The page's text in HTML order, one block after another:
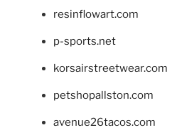
resinflowart.com
p-sports.net
korsairstreetwear.com
petshopallston.com
avenue26tacos.com